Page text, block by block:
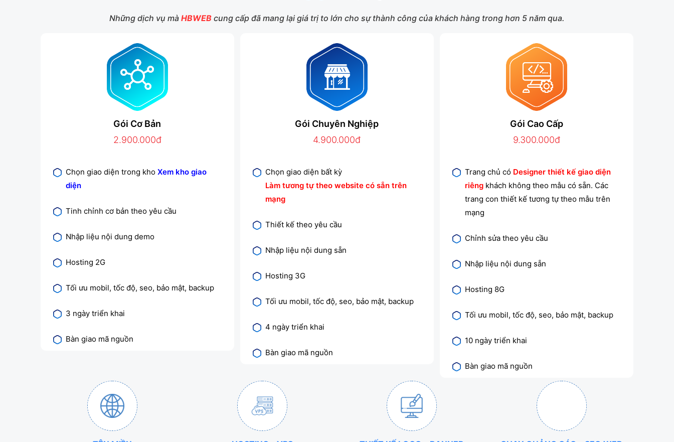
Những dịch vụ mà HBWEB cung cấp đã mang lại giá trị to lớn cho sự thành công của khách hàng trong hơn 5 năm qua.
Gói Cơ Bản
2.900.000đ
Chọn giao diện trong kho Xem kho giao
diện
Tinh chỉnh cơ bản theo yêu cầu
Nhập liệu nội dung demo
Hosting 2G
Tối ưu mobil, tốc độ, seo, bảo mật, backup
3 ngày triển khai
Bàn giao mã nguồn
Gói Chuyên Nghiệp
4.900.000đ
Chọn giao diện bất kỳ
Làm tương tự theo website có sẵn trên
mạng
Thiết kế theo yêu cầu
Nhập liệu nội dung sẵn
Hosting 3G
Tối ưu mobil, tốc độ, seo, bảo mật, backup
4 ngày triển khai
Bàn giao mã nguồn
Gói Cao Cấp
9.300.000đ
Trang chủ có Designer thiết kế giao diện
riêngkhách không theo mẫu có sẵn. Các
trang con thiết kế tương tự theo mẫu trên
mạng
Chỉnh sửa theo yêu cầu
Nhập liệu nội dung sẵn
Hosting 8G
Tối ưu mobil, tốc độ, seo, bảo mật, backup
10 ngày triển khai
Bàn giao mã nguồn